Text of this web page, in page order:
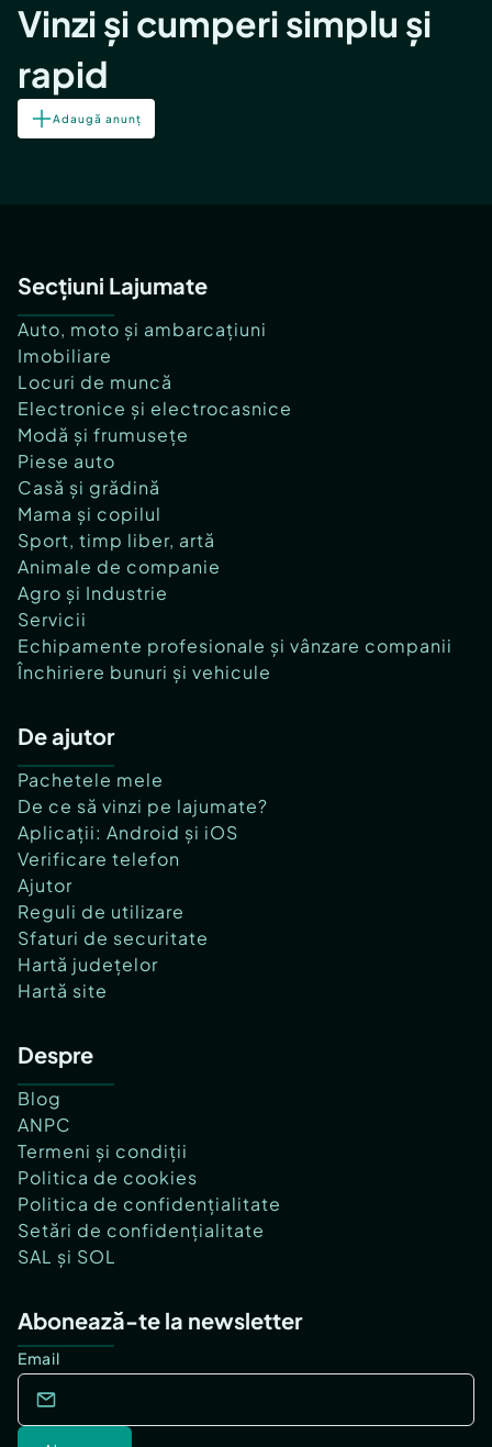
Vinzi și cumperi simplu și
rapid
Adaugă anunț
Secțiuni Lajumate
Auto, moto și ambarcațiuni
Imobiliare
Locuri de muncă
Electronice și electrocasnice
Modă și frumusețe
Piese auto
Casă și grădină
Mama și copilul
Sport, timp liber, artă
Animale de companie
Agro și Industrie
Servicii
Echipamente profesionale și vânzare companii
Închiriere bunuri și vehicule
De ajutor
Pachetele mele
De ce să vinzi pe lajumate?
Aplicații: Android și iOS
Verificare telefon
Ajutor
Reguli de utilizare
Sfaturi de securitate
Hartă județelor
Hartă site
Despre
Blog
ANPC
Termeni și condiții
Politica de cookies
Politica de confidențialitate
Setări de confidențialitate
SAL și SOL
Abonează-te la newsletter
Email